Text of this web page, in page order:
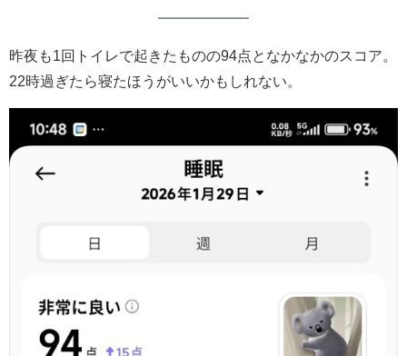
昨夜も1回トイレで起きたものの94点となかなかのスコア。
22時過ぎたら寝たほうがいいかもしれない。